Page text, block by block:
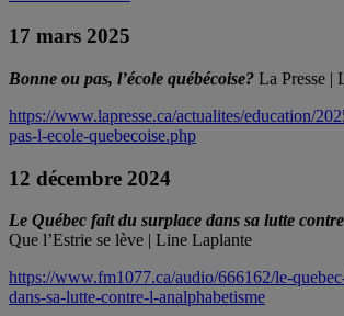
17 mars 2025
Bonne ou pas, l’école québécoise? La Presse |
https://www.lapresse.ca/actualites/education/
pas-l-ecole-quebecoise.php
12 décembre 2024
Le Québec fait du surplace dans sa lutte
Que l’Estrie se lève | Line Laplante
https://www.fm1077.ca/audio/666162/le-
dans-sa-lutte-contre-l-analphabetisme